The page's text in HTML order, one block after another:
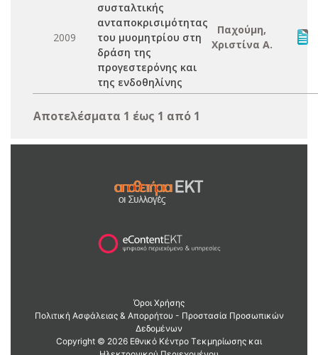
2009
συσταλτικής
ανταποκρισιμότητας
του μυομητρίου στη
δράση της
προγεστερόνης και
της ενδοθηλίνης
Παχούμη,
Χριστίνα Α.
Αποτελέσματα 1 έως 1 από 1